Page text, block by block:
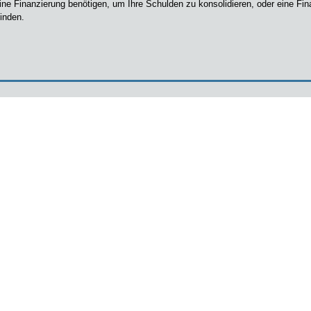
Finanzierung benötigen, um Ihre Schulden zu konsolidieren, oder eine